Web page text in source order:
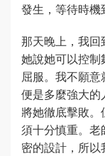
發生，等待時機
那天晚上，我回
她說她可以控
屈服。我不願
便是多麼強大的
將她徹底擊敗
須十分慎重。
密的設計，所